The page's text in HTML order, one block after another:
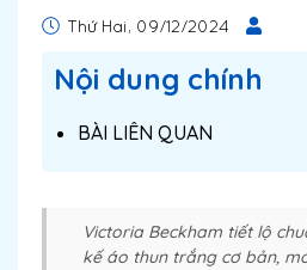
Thứ Hai, 09/12/2024
Nội dung chính
BÀI LIÊN QUAN
Victoria Beckham tiết lộ
kế áo thun trắng cơ bản,